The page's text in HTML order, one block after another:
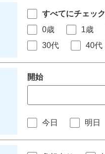
すべてにチェック
0歳
1歳
30代
40代
開始
今日 明日